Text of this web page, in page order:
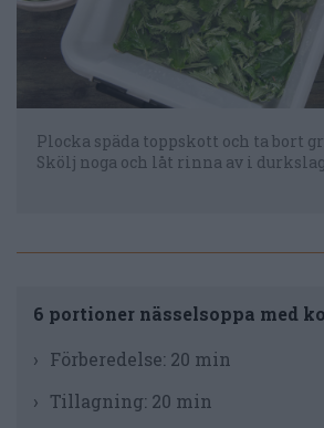
Plocka späda toppskott och ta bort
Skölj noga och låt rinna av i
6 portioner nässelsoppa med
Förberedelse: 20 min
Tillagning: 20 min